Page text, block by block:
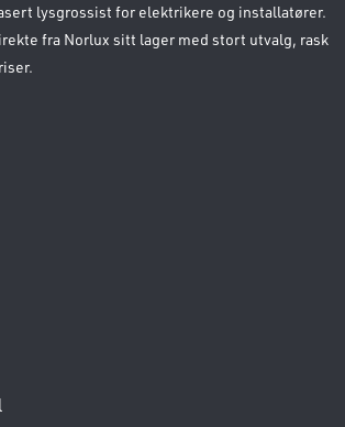
lysgrossist for elektrikere og installatører.
fra Norlux sitt lager med stort utvalg, rask